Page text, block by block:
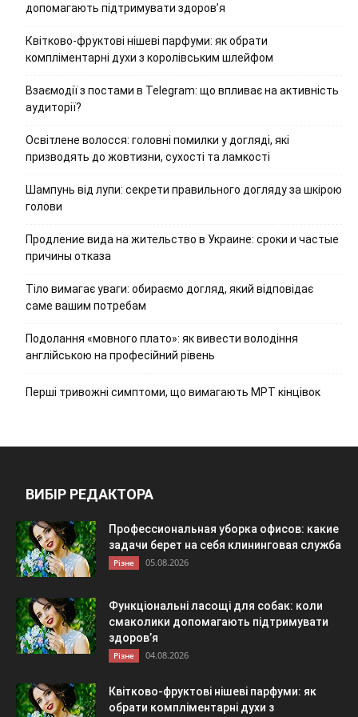
допомагають підтримувати здоров’я
Квітково-фруктові нішеві парфуми: як обрати
компліментарні духи з королівським шлейфом
Взаємодії з постами в Telegram: що впливає на активність
аудиторії?
Освітлене волосся: головні помилки у догляді, які
призводять до жовтизни, сухості та ламкості
Шампунь від лупи: секрети правильного догляду за шкірою
голови
Продление вида на жительство в Украине: сроки и частые
причины отказа
Тіло вимагає уваги: обираємо догляд, який відповідає
саме вашим потребам
Подолання «мовного плато»: як вивести володіння
англійською на професійний рівень
Перші тривожні симптоми, що вимагають МРТ кінцівок
ВИБІР РЕДАКТОРА
Профессиональная уборка офисов: какие
задачи берет на себя клининговая служба
Різне 05.08.2026
Функціональні ласощі для собак: коли
смаколики допомагають підтримувати
здоров’я
Різне 04.08.2026
Квітково-фруктові нішеві парфуми: як
обрати компліментарні духи з